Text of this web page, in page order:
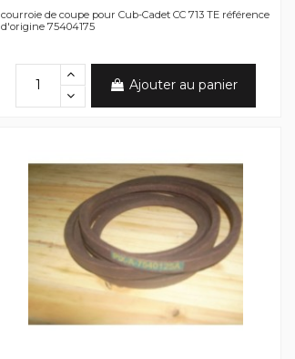
courroie de coupe pour Cub-Cadet CC 713 TE référence
d'origine 75404175
Ajouter au panier